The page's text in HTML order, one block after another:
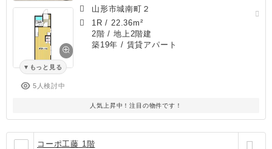
もっと見る
5人検討中
山形市城南町２
1R / 22.36m²
2階 / 地上2階建
築19年 / 賃貸アパート
人気上昇中！注目の物件です！
コーポ工藤 1階